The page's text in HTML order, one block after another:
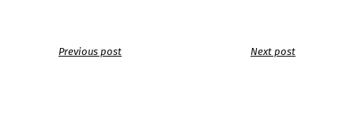
Previous post Next post